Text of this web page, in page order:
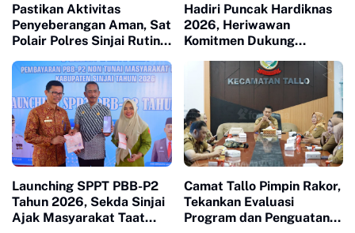
Pastikan Aktivitas
Penyeberangan Aman, Sat
Polair Polres Sinjai Rutin
Hadiri Puncak Hardiknas
2026, Heriwawan
Komitmen Dukung
Launching SPPT PBB-P2
Tahun 2026, Sekda Sinjai
Ajak Masyarakat Taat
Camat Tallo Pimpin Rakor,
Tekankan Evaluasi
Program dan Penguatan